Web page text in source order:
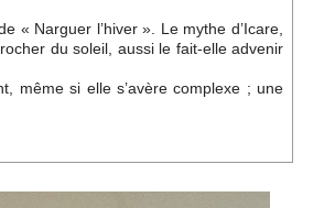
« Narguer l’hiver ». Le mythe d’Icare,
du soleil, aussi le fait-elle advenir
même si elle s’avère complexe ; une